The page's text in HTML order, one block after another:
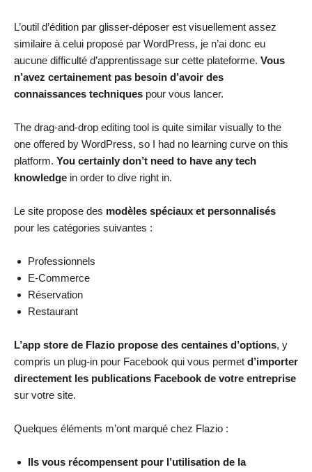
L’outil d’édition par glisser-déposer est visuellement assez
similaire à celui proposé par WordPress, je n’ai donc eu
aucune difficulté d’apprentissage sur cette plateforme. Vous
n’avez certainement pas besoin d’avoir des
connaissances techniques pour vous lancer.
The drag-and-drop editing tool is quite similar visually to the
one offered by WordPress, so I had no learning curve on this
platform. You certainly don’t need to have any tech
knowledge in order to dive right in.
Le site propose des modèles spéciaux et personnalisés
pour les catégories suivantes :
Professionnels
E-Commerce
Réservation
Restaurant
L’app store de Flazio propose des centaines d’options, y
compris un plug-in pour Facebook qui vous permet d’importer
directement les publications Facebook de votre entreprise
sur votre site.
Quelques éléments m’ont marqué chez Flazio :
Ils vous récompensent pour l’utilisation de la